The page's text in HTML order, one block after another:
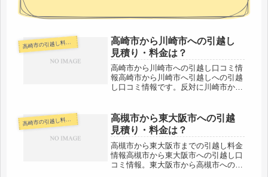
高崎市の引越し料金・代金相場・見積り情報
高崎市から川崎市への引越し
見積り・料金は？
高崎市から川崎市への引越し口コミ情
報高崎市から川崎市へ引越しへの引越
し口コミ情報です。反対に川崎市から
は約140kmと長距離になります。片道
で2時間前後かかりますが、その日...
高崎市の引越し料金・代金相場・見積り情報
高槻市から東大阪市への引越
見積り・料金は？
高槻市から東大阪市までの引越し料金
情報高槻市から東大阪市への引越し口
コミ情報。東大阪市から高槻市への引